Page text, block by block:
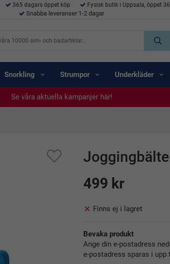
365 dagars öppet köp Fysisk butik i Uppsala, öppet
Snabba leveranser 1-2 dagar
Snorkling Strumpor Underkläder
Se våra aktuella kampanjer här!
Se våra aktuella kampanjer här!
Se våra aktuella kampanjer här!
Se våra aktuella kampanjer här!
499 kr
Finns ej i lagret
Bevaka produkt
Ange din e-postadress
e-postadress sparas i upp